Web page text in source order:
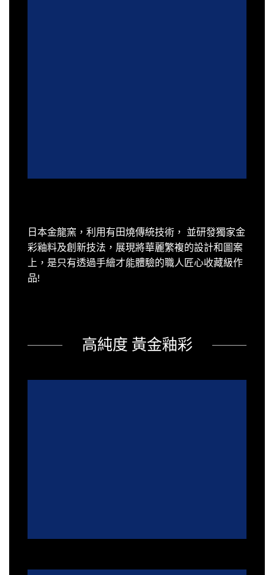
日本金龍窯，利用有田燒傳統技術， 並研發獨家金
彩釉料及創新技法，展現將華麗繁複的設計和圖案
上，是只有透過手繪才能體驗的職人匠心收藏級作
品!
高純度 黃金釉彩